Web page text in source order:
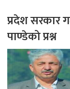
प्रदेश सरकार
पाण्डेको प्रश्न